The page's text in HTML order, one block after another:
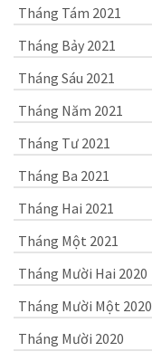
Tháng Tám 2021
Tháng Bảy 2021
Tháng Sáu 2021
Tháng Năm 2021
Tháng Tư 2021
Tháng Ba 2021
Tháng Hai 2021
Tháng Một 2021
Tháng Mười Hai 2020
Tháng Mười Một 2020
Tháng Mười 2020